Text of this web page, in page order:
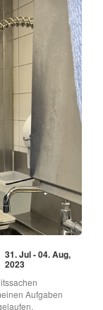
31. Jul - 04. Aug,
2023
Aufgaben